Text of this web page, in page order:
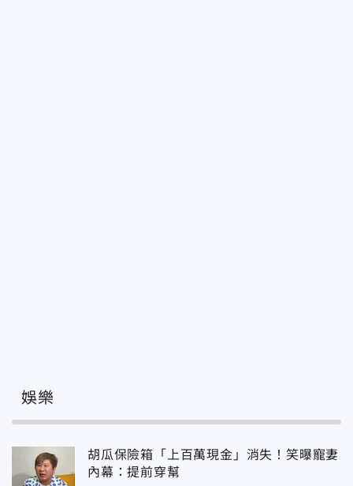
娛樂
胡瓜保險箱「上百萬現金」消失！笑曝寵妻
內幕：提前穿幫